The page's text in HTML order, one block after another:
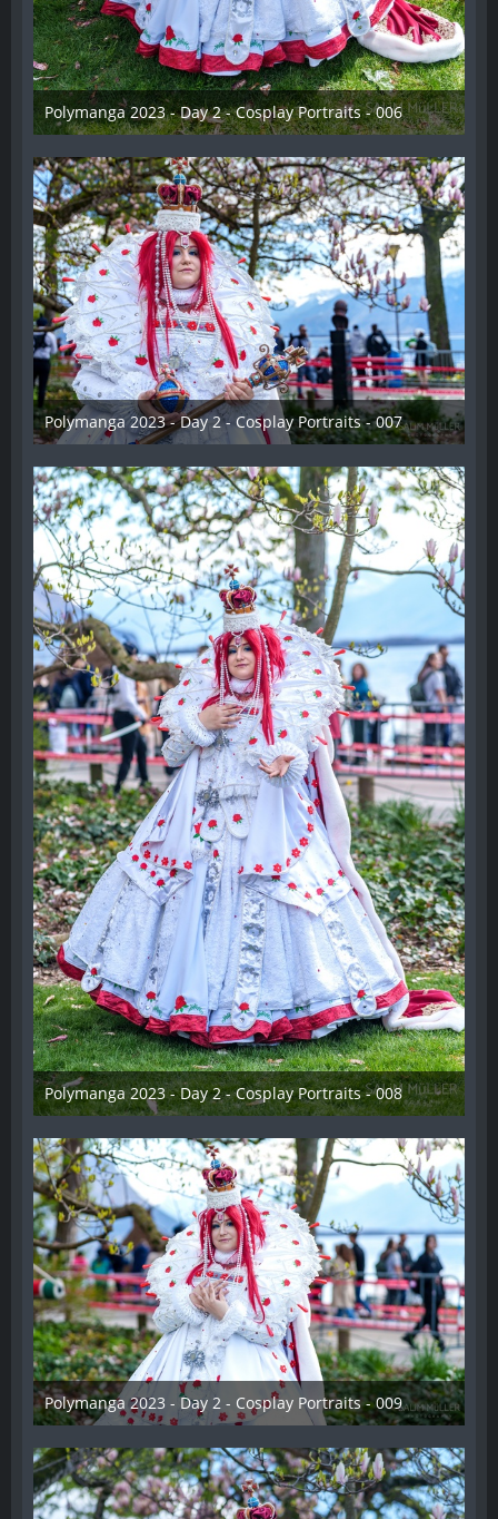
Polymanga 2023 - Day 2 - Cosplay Portraits - 006
12. Mai 2023
Polymanga 2023 - Day 2 - Cosplay Portraits - 007
12. Mai 2023
Polymanga 2023 - Day 2 - Cosplay Portraits - 008
12. Mai 2023
Polymanga 2023 - Day 2 - Cosplay Portraits - 009
12. Mai 2023